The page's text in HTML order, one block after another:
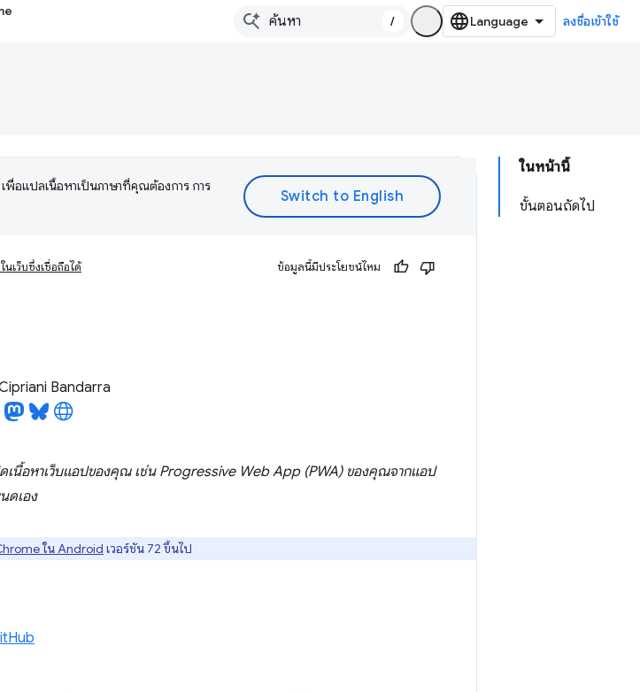
/ ลงชื่อเข้าใช้
ในหน้านี้
ขั้นตอนถัดไป
เพื่อแปลเนื้อหาเป็นภาษาที่คุณต้องการ การ
นเว็บซึ่งเชื่อถือได้ ข้อมูลนี้มีประโยชน์ไหม
Bandarra
เนื้อหาเว็บแอปของคุณเช่น Progressive Web App (PWA) ของคุณจากแอป
ดเอง
ใน Android เวอร์ชัน 72 ขึ้นไป